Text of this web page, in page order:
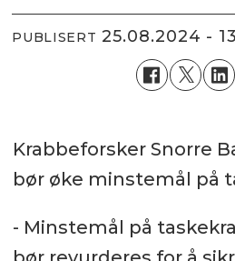
PUBLISERT 25.08.2024 -
Krabbeforsker Snorre
bør øke minstemål på
- Minstemål på